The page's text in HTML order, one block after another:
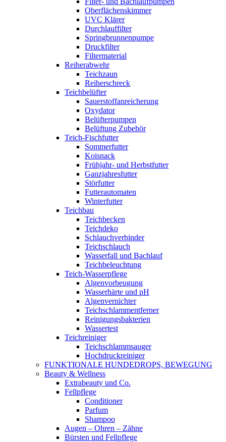
Oberflächenskimmer
UVC Klärer
Durchlauffilter
Springbrunnenpumpe
Druckfilter
Filtermaterial
Reiherabwehr
Teichzaun
Reiherschreck
Teichbelüfter
Sauerstoffanreicherung
Oxydator
Belüfterpumpen
Belüftung Zubehör
Teich-Fischfutter
Sommerfutter
Koisnack
Frühjahr- und Herbstfutter
Ganzjahresfutter
Störfutter
Futterautomaten
Winterfutter
Teichbau
Teichbecken
Teichdeko
Schlauchverbinder
Teichschlauch
Wasserfall und Bachlauf
Teichbeleuchtung
Teich-Wasserpflege
Algenvorbeugung
Wasserhärte und pH
Algenvernichter
Teichschlammentferner
Reinigungsbakterien
Wassertest
Teichreiniger
Teichschlammsauger
Hochdruckreiniger
FUNKTIONALE HUNDEDROPS, BEWEGUNG
Beauty & Wellness
Extrabeauty und Co.
Fellpflege
Conditioner
Parfum
Shampoo
Augen – Ohren – Zähne
Bürsten und Fellpflege